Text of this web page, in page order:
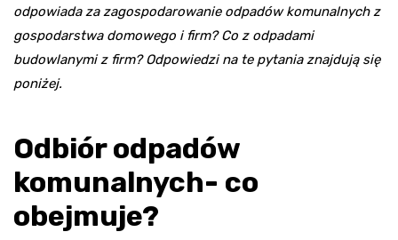
odpowiada za zagospodarowanie odpadów komunalnych z
gospodarstwa domowego i firm? Co z odpadami
budowlanymi z firm? Odpowiedzi na te pytania znajdują się
poniżej.
Odbiór odpadów
komunalnych- co
obejmuje?